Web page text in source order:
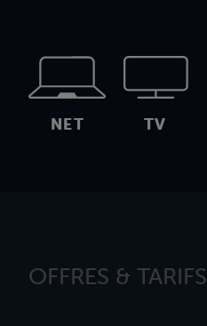
NET TV
OFFRES & TARIFS